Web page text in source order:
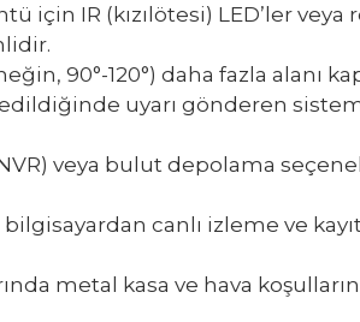
için IR (kızılötesi) LED’ler
90°-120°) daha fazla alanı
uyarı gönderen
veya bulut depolama
bilgisayardan canlı izleme ve
metal kasa ve hava